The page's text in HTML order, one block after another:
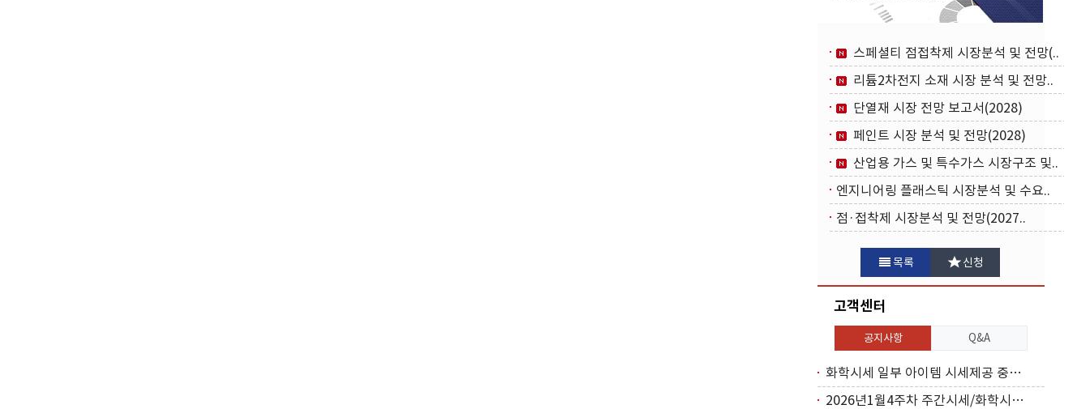
스페셜티 점접착제 시장분석 및 전망(..
리튬2차전지 소재 시장 분석 및 전망..
단열재 시장 전망 보고서(2028)
페인트 시장 분석 및 전망(2028)
산업용 가스 및 특수가스 시장구조 및..
엔지니어링 플래스틱 시장분석 및 수요..
점·접착제 시장분석 및 전망(2027..
목록 신청
고객센터
공지사항 Q&A
화학시세 일부 아이템 시세제공 중단(2026..
2026년1월4주차 주간시세/화학시세 업로드..